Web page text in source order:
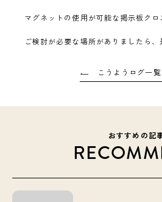
マグネットの使用が可能な掲示板クロ
ご検討が必要な場所がありましたら、
こうようログ一
おすすめの記